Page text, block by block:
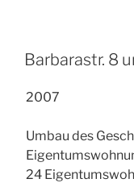
Barbarastr. 8
2007
Umbau des
24